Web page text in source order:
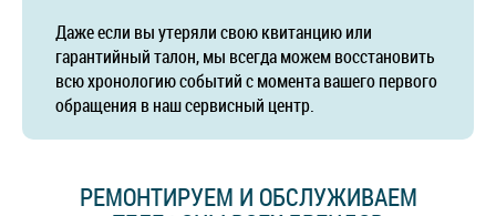
Даже если вы утеряли свою квитанцию или
гарантийный талон, мы всегда можем восстановить
всю хронологию событий с момента вашего первого
обращения в наш сервисный центр.
РЕМОНТИРУЕМ И ОБСЛУЖИВАЕМ